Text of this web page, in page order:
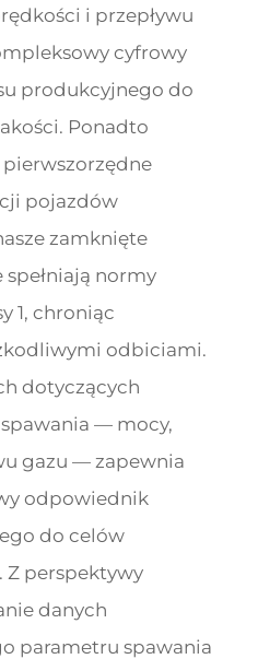
i przepływu
cyfrowy
produkcyjnego do
Ponadto
pojazdów
zamknięte
normy
1, chroniąc
odbiciami.
dotyczących
— mocy,
gazu — zapewnia
odpowiednik
do celów
Z perspektywy
danych
parametru spawania